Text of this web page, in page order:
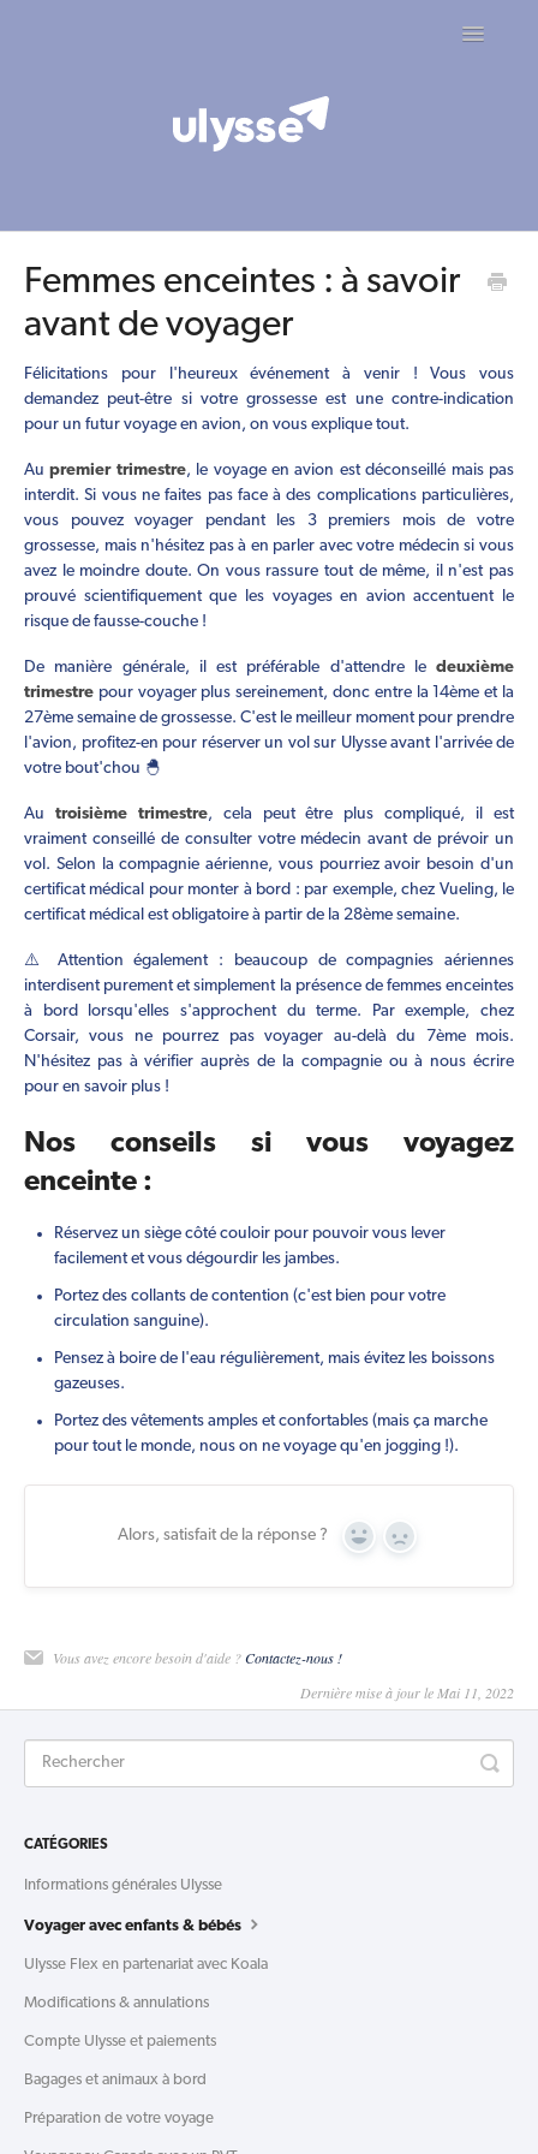
Toggle
Femmes enceintes : à savoir
avant de voyager
Félicitations pour l'heureux événement à venir ! Vous vous
demandez peut-être si votre grossesse est une contre-indication
pour un futur voyage en avion, on vous explique tout.
Aupremier trimestre, le voyage en avion est déconseillé mais pas
interdit. Si vous ne faites pas face à des complications particulières,
vous pouvez voyager pendant les 3 premiers mois de votre
grossesse, mais n'hésitez pas à en parler avec votre médecin si vous
avez le moindre doute. On vous rassure tout de même, il n'est pas
prouvé scientifiquement que les voyages en avion accentuent le
risque de fausse-couche !
De manière générale, il est préférable d'attendre le deuxième
trimestre pour voyager plus sereinement, donc entre la 14ème et la
27ème semaine de grossesse. C'est le meilleur moment pour prendre
l'avion, profitez-en pour réserver un vol sur Ulysse avant l'arrivée de
votre bout'chou 🐣
Au troisième trimestre, cela peut être plus compliqué, il est
vraiment conseillé de consulter votre médecin avant de prévoir un
vol. Selon la compagnie aérienne, vous pourriez avoir besoin d'un
certificat médical pour monter à bord : par exemple, chez Vueling, le
certificat médical est obligatoire à partir de la 28ème semaine.
⚠️ Attention également : beaucoup de compagnies aériennes
interdisent purement et simplement la présence de femmes enceintes
à bord lorsqu'elles s'approchent du terme. Par exemple, chez
Corsair, vous ne pourrez pas voyager au-delà du 7ème mois.
N'hésitez pas à vérifier auprès de la compagnie ou à nous écrire
pour en savoir plus !
Nos conseils si vous voyagez
enceinte :
Réservez un siège côté couloir pour pouvoir vous lever
facilement et vous dégourdir les jambes.
Portez des collants de contention (c'est bien pour votre
circulation sanguine).
Pensez à boire de l'eau régulièrement, mais évitez les boissons
gazeuses.
Portez des vêtements amples et confortables (mais ça marche
pour tout le monde, nous on ne voyage qu'en jogging !).
Alors, satisfait de la réponse ?
Yes No
Vous avez encore besoin d'aide ?Contactez-nous !
Dernière mise à jour le Mai 11, 2022
CATÉGORIES
Informations générales Ulysse
Voyager avec enfants & bébés
Ulysse Flex en partenariat avec Koala
Modifications & annulations
Compte Ulysse et paiements
Bagages et animaux à bord
Préparation de votre voyage